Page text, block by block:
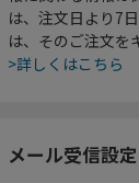
は、注文日より7
は、そのご注文を
>詳しくはこちら
メール受信設